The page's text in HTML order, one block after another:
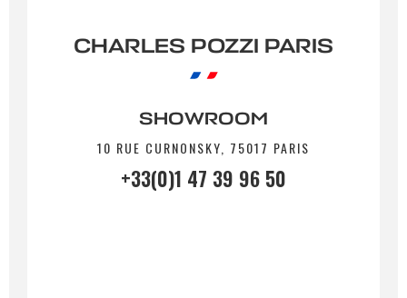
CHARLES POZZI PARIS
SHOWROOM
10 RUE CURNONSKY, 75017 PARIS
+33(0)1 47 39 96 50